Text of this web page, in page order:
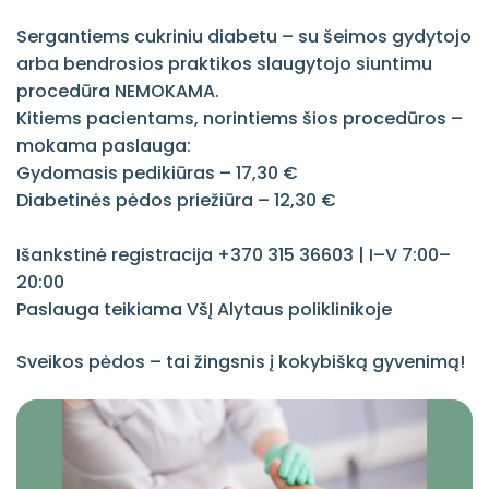
Būtinoji pagalba
Socialinės globos skyrius
Gydytojai chirurgai, ortopedai -
traumatologai
Moterų konsultacija
Gydytojų pavadavimas atostogų
metu
Psichikos sveikatos centras
Psichikos dienos stacionaras
namuose
Odontologijos skyrius
Profilaktikos skyrius
Darbo pasiūlymai
Lietuvos savivaldybėse
„Psichiatrijos dienos stacionaro
paslaugų prieinamumo gerinimas
Alytaus mieste“
Aukštos kokybės medicinos paslaugų
teikimas Lenkijos ir Lietuvos pasienio
regione, orientuojantis į chirurginį
profilaktiką
Ilgalaikės priežiūros poaslaugų plėtra
Alytaus mieste
Alytaus miesto savivaldybės sveikatos
modernizavimas
Dirbtinio intelekto ir elektroninių
sutikimų skaitmeninių sprendimų
Sergantiems cukriniu diabetu – su šeimos gydytojo
arba bendrosios praktikos slaugytojo siuntimu
procedūra NEMOKAMA.
Kitiems pacientams, norintiems šios procedūros –
mokama paslauga:
Gydomasis pedikiūras – 17,30 €
Diabetinės pėdos priežiūra – 12,30 €
Išankstinė registracija +370 315 36603 | I–V 7:00–
20:00
Paslauga teikiama VšĮ Alytaus poliklinikoje
Sveikos pėdos – tai žingsnis į kokybišką gyvenimą!